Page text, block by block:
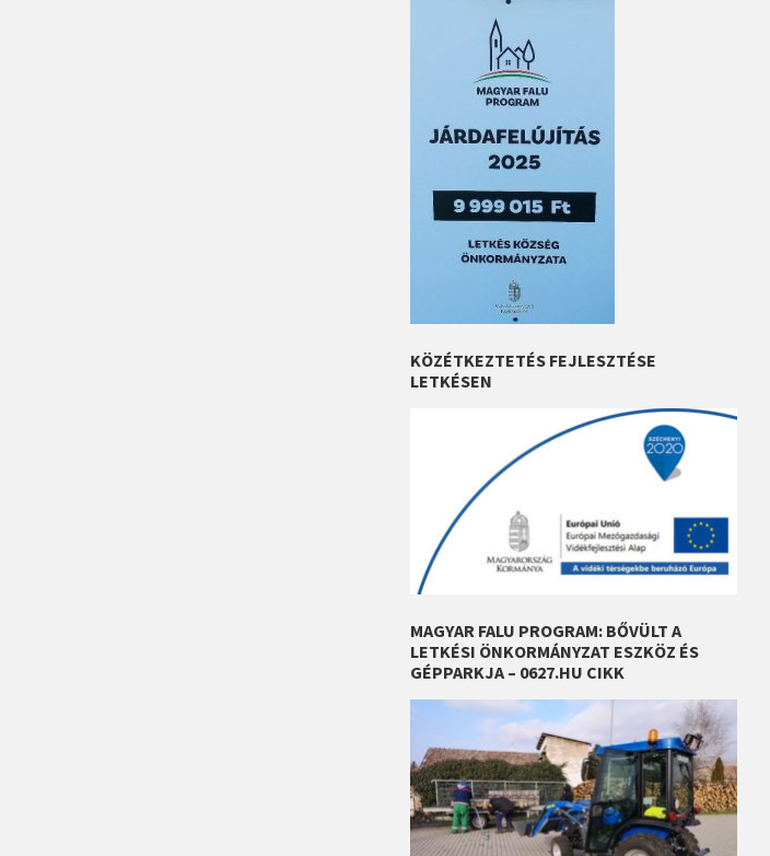
KÖZÉTKEZTETÉS FEJLESZTÉSE
LETKÉSEN
MAGYAR FALU PROGRAM: BŐVÜLT A
LETKÉSI ÖNKORMÁNYZAT ESZKÖZ ÉS
GÉPPARKJA – 0627.HU CIKK